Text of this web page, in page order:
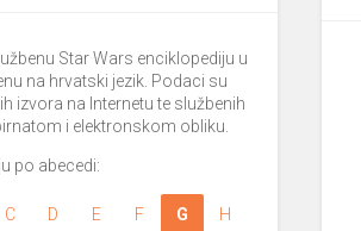
Star Wars enciklopediju u
na hrvatski jezik. Podaci su
izvora na Internetu te službenih
i elektronskom obliku.
po abecedi:
C D E F G H